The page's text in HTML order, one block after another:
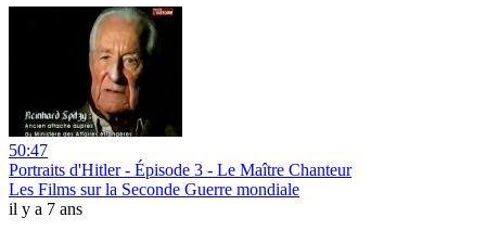
50:47
Portraits d'Hitler - Épisode 3 - Le Maître Chanteur
Les Films sur la Seconde Guerre mondiale
il y a 7 ans